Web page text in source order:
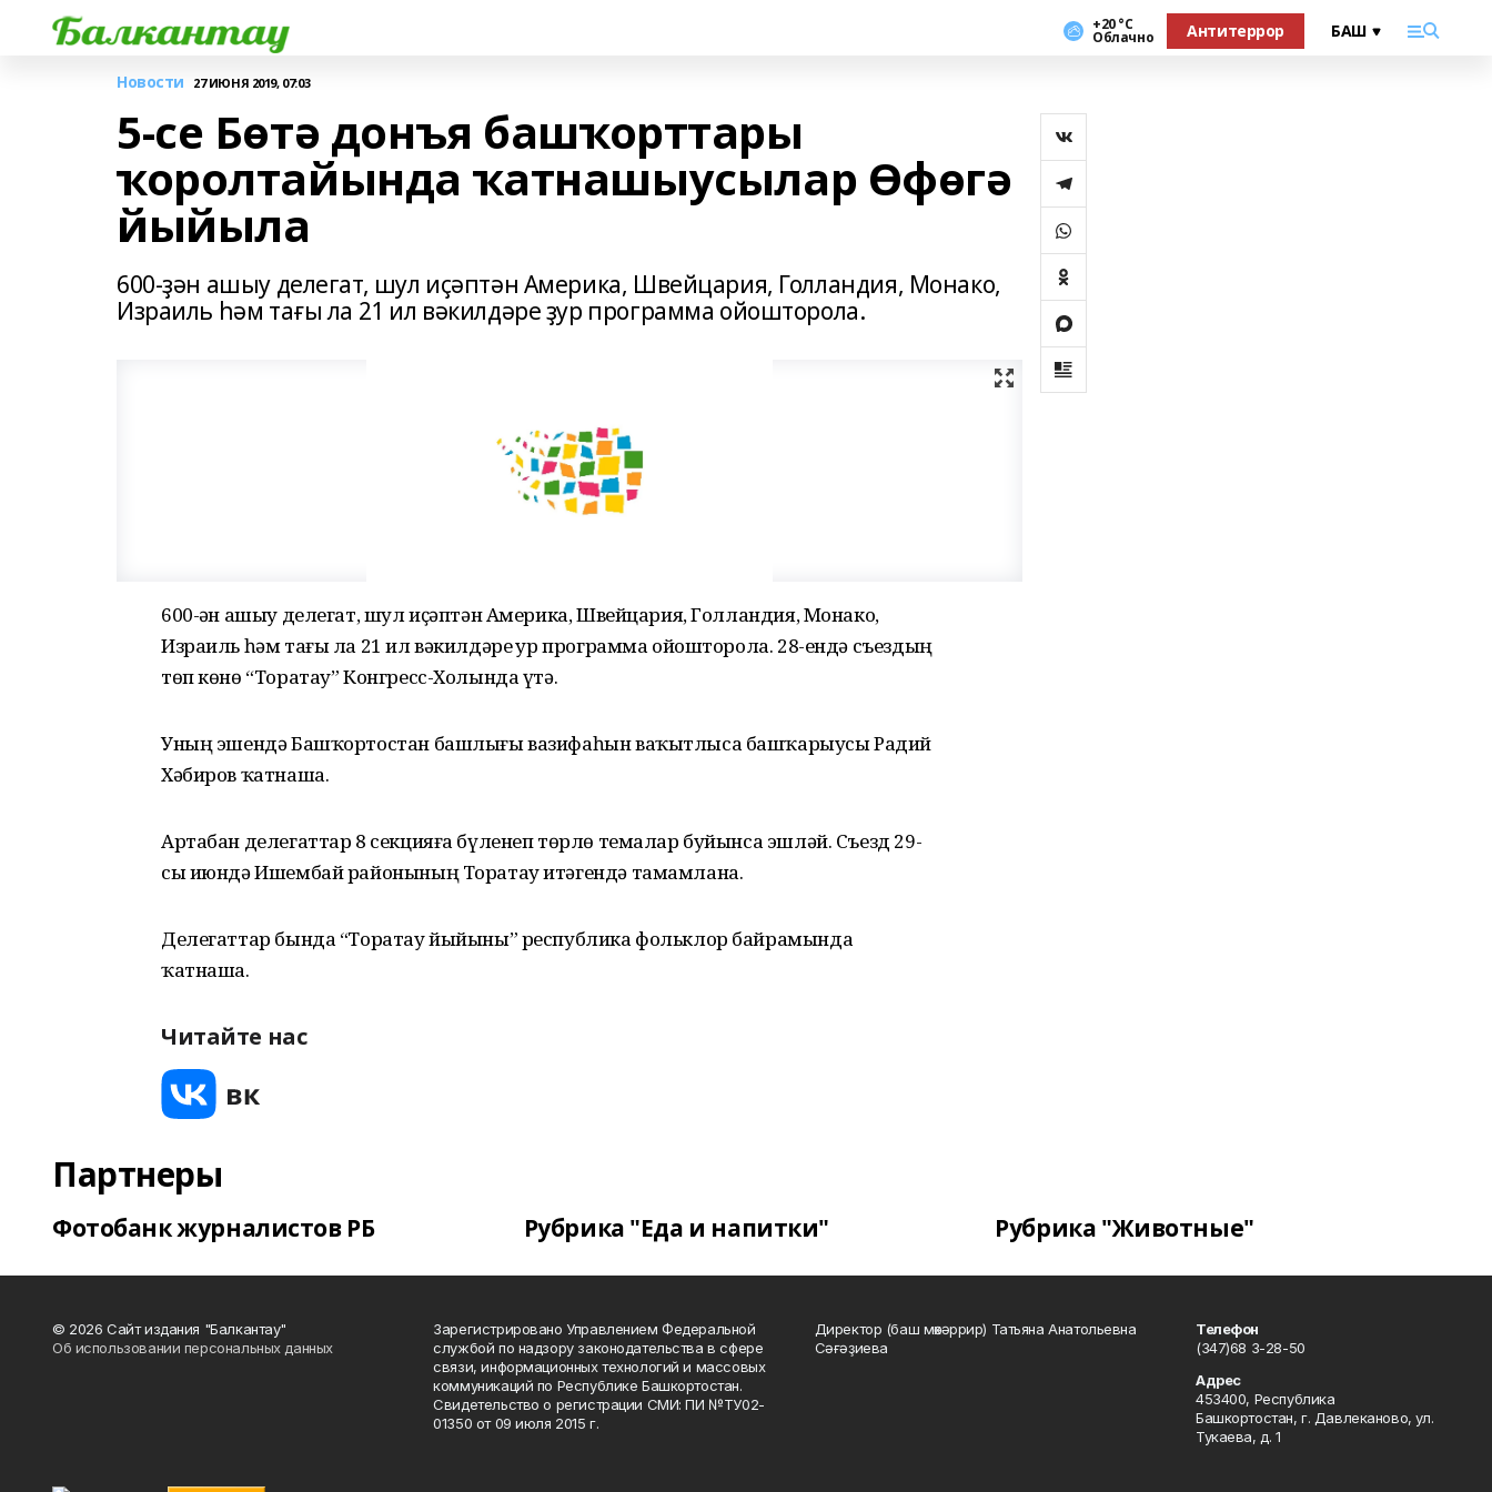
+20 °С
Облачно Антитеррор
Новости 27 ИЮНЯ 2019, 07:03
5-се Бөтә донъя башҡорттары
ҡоролтайында ҡатнашыусылар Өфөгә
йыйыла
600-ҙән ашыу делегат, шул иҫәптән Америка, Швейцария, Голландия, Монако,
Израиль һәм тағы ла 21 ил вәкилдәре ҙур программа ойошторола.
600-ҙән ашыу делегат, шул иҫәптән Америка, Швейцария, Голландия, Монако,
Израиль һәм тағы ла 21 ил вәкилдәре ҙур программа ойошторола. 28-ендә съездың
төп көнө “Торатау” Конгресс-Холында үтә.
Уның эшендә Башҡортостан башлығы вазифаһын ваҡытлыса башҡарыусы Радий
Хәбиров ҡатнаша.
Артабан делегаттар 8 секцияға бүленеп төрлө темалар буйынса эшләй. Съезд 29-
сы июндә Ишембай районының Торатау итәгендә тамамлана.
Делегаттар бында “Торатау йыйыны” республика фольклор байрамында
ҡатнаша.
Читайте нас
Партнеры
Фотобанк журналистов РБ Рубрика "Еда и напитки" Рубрика "Животные"
© 2026 Сайт издания "Балкантау"
Об использовании персональных данных
Зарегистрировано Управлением Федеральной
службой по надзору законодательства в сфере
связи, информационных технологий и массовых
коммуникаций по Республике Башкортостан.
Свидетельство о регистрации СМИ: ПИ №ТУ02-
01350 от 09 июля 2015 г.
Директор (баш мөхәррир) Татьяна Анатольевна
Сәғәҙиева
Телефон
(347)68 3-28-50
Адрес
453400, Республика
Башкортостан, г. Давлеканово, ул.
Тукаева, д. 1